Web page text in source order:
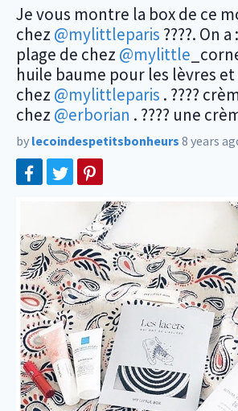
Je vous montre la box de ce
chez @mylittleparis ????. On
plage de chez @mylittle
huile baume pour les lèvres
chez @mylittleparis . ????
chez @erborian . ???? une
by lecoindespetitsbonheurs 8 years